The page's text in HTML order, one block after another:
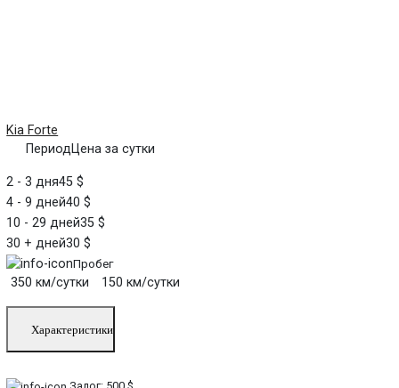
Kia Forte
ПериодЦена за сутки
2 - 3 дня45 $
4 - 9 дней40 $
10 - 29 дней35 $
30 + дней30 $
Пробег
350 км/сутки 150 км/сутки
Характеристики